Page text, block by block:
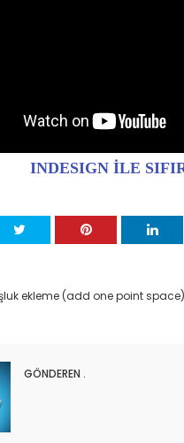
INDESIGN İLE
ekleme (add one point space)
GÖNDEREN .